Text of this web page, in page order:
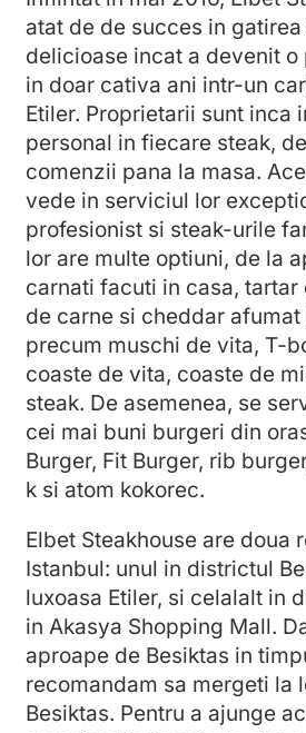
atat de de succes in
delicioase incat a devenit o
in doar cativa ani intr-un
Etiler. Proprietarii sunt inca
personal in fiecare steak,
comenzii pana la masa.
vede in serviciul lor
profesionist si steak-urile
lor are multe optiuni, de la
carnati facuti in casa, tartar
de carne si cheddar afumat
precum muschi de vita, T-
coaste de vita, coaste de
steak. De asemenea, se
cei mai buni burgeri din
Burger, Fit Burger, rib
k si atom kokorec.
Elbet Steakhouse are doua
Istanbul: unul in districtul
luxoasa Etiler, si celalalt in
in Akasya Shopping Mall.
aproape de Besiktas in
recomandam sa mergeti la
Besiktas. Pentru a ajunge